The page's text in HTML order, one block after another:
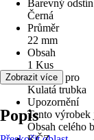
Barevný odstín
Černá
Průměr
22 mm
Obsah
1 Kus
Vhodné pro
Kulatá trubka
Upozornění
Tento výrobek
Obsah celého
Zobrazit více
Popis